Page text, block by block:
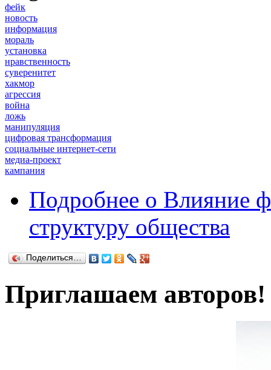
фейк
новость
информация
мораль
установка
нравственность
суверенитет
хакмор
агрессия
война
ложь
манипуляция
цифровая трансформация
социальные интернет-сети
медиа-проект
кампания
Подробнее о Влияние
структуру общества
Поделиться…
Приглашаем авторов!